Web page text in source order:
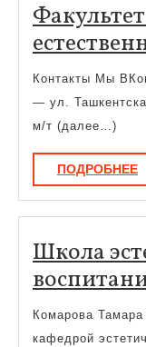
Контакты Мы
— ул.
м/т (далее…)
ПОДРОБНЕЕ
Школа
Комарова
кафедрой